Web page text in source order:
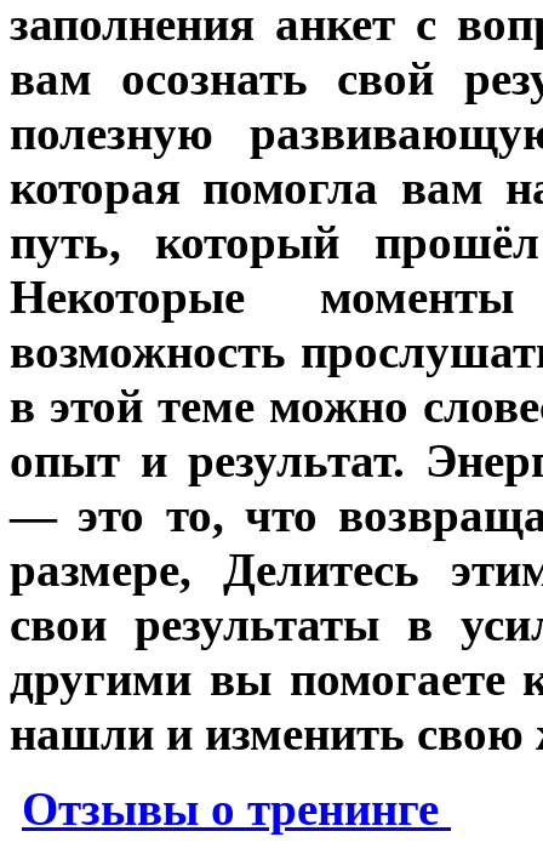
заполнения анкет с
вам осознать свой
полезную
которая помогла вам
путь, который
Некоторые
возможность
в этой теме можно
опыт и результат.
— это то, что
размере, Делитесь
свои результаты в
другими вы помогаете
нашли и изменить
Отзывы о тренинге